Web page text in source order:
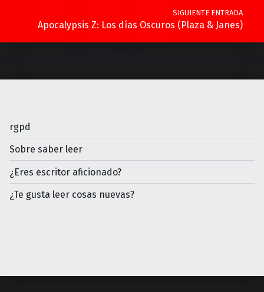
SIGUIENTE ENTRADA
Apocalypsis Z: Los días Oscuros (Plaza & Janes)
rgpd
Sobre saber leer
¿Eres escritor aficionado?
¿Te gusta leer cosas nuevas?